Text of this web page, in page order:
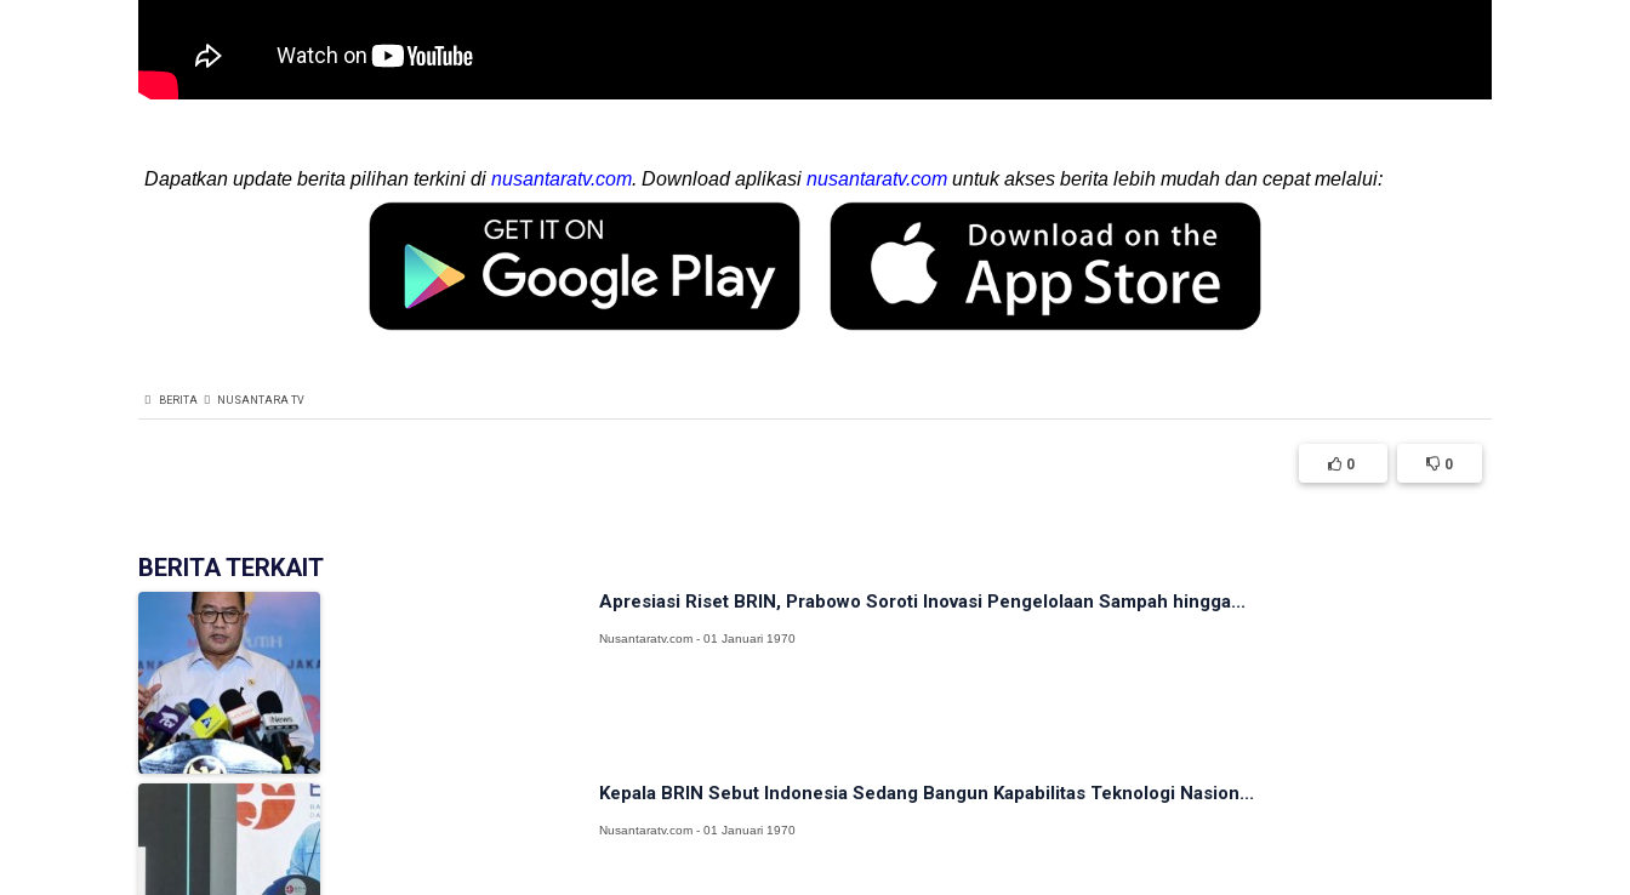
Dapatkan update berita pilihan terkini di nusantaratv.com. Download aplikasi nusantaratv.com untuk akses berita lebih mudah dan cepat melalui:
BERITA NUSANTARA TV
0 0
BERITA TERKAIT
Apresiasi Riset BRIN, Prabowo Soroti Inovasi Pengelolaan Sampah hingga...
Nusantaratv.com - 01 Januari 1970
Kepala BRIN Sebut Indonesia Sedang Bangun Kapabilitas Teknologi Nasion...
Nusantaratv.com - 01 Januari 1970